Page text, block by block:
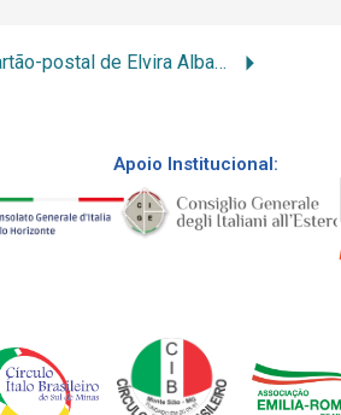
[Cartão-postal de Elvira Albanese: verso]
Apoio Institucional: